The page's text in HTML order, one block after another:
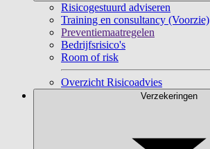
Risicogestuurd adviseren
Training en consultancy (Voorzie)
Preventiemaatregelen
Bedrijfsrisico's
Room of risk
Overzicht Risicoadvies
Verzekeringen